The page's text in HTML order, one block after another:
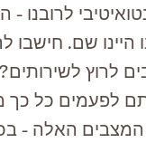
לרובנו -
היינו שם. חישבו ל
לרוץ
לפעמים כל כך
האלה -